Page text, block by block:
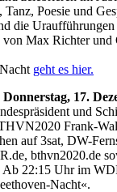
Poesie und
die
Max Richter und
geht es hier.
17.
und
Frank-
auf 3sat, DW-
bthvn2020.de
22:15 Uhr im
Nacht«.